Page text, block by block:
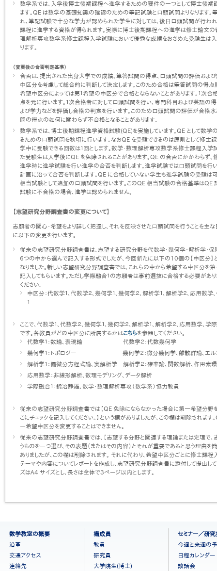
数学系では、入学後博士後期課程へ進学するための要件の一つとして博士後期
ます。QE は数学の基礎知識の確認のための筆記試験と口頭試問よりなります。
れ、筆記試験で十分な学力が認められた学生に対しては、後日口頭試問が行わ
課程に進学する資格が得られます。実際に博士後期課程への進学は修士論文の
理解析専攻数学系修士課程入学試験において優秀な成績をおさめた受験生は
ります。
（変更後の合否判定基準）
合否は、提出された出身大学での成績、筆答試問の得点、口頭試問の評価および
中区分を考慮して総合的に判断して決定します。このため合格は筆答試問の得点
希望中区分によっては第１希望の中区分で合格とならないことがあります。１次
点を元に行います。１次合格者に対して口頭試問を行い、専門科目および英語
よび学力などを評価し合格の判定を行います。このため口頭試問の評価が合格水
問の得点の如何に関わらず不合格となることがあります。
数学系では、博士後期課程進学資格試験(QE)を実施しています。QE として数
るための口頭試問を秋頃に行います。なおQE を受験できるのは原則として修士
学中に受験できる回数は１回とします。数学・数理解析専攻数学系修士課程入学
た受験生は入学後にQE を免除されることがあります。QE の合否にかかわらず
進学時に進学試験を行い進学の合否を判断します。進学試験では口頭試問を行
計画に沿って合否を判断します。QE に合格していない学生も進学試験の受験は
相当試験として追加の口頭試問を行います。このQE 相当試験の合格基準はQE
試験に不合格の場合、進学は認められません。
【志望研究分野調査書の変更について】
志願者の関心・希望をより詳しく把握し、それを反映させた口頭試問を行うことを主
に以下の変更を行います。
従来の志望研究分野調査書は、志望する研究分野を代数学・幾何学・解析学・
6つの中から選んで記入する形式でしたが、今回新たに以下の10個の【中区分】
なりました。新しい志望研究分野調査書では、これらの中から希望する中区分を
記入してもらいます。ただし学際融合１の志願者は事前選抜に合格する必要があり
ください。
中区分：代数学１、代数学２、幾何学１、幾何学２、解析学１、解析学２、応用数
１
ここで、代数学１、代数学２、幾何学１、幾何学２、解析学１、解析学２、応用数学、
です。各教員がどの中区分に所属するかはこちらを参照してください。
代数学１：数論、表現論 代数学２：代数幾何学
幾何学１：トポロジー 幾何学２：微分幾何学、離散群論、エル
解析学１：偏微分方程式論、実解析学 解析学２：確率論、関数解析、作用素
応用数学：非線形解析、数理モデリング、データ解析
学際融合１：鍛冶静雄、数学・数理解析専攻（数学系）協力教員
従来の志望研究分野調査書では【QE 免除にならなかった場合に第一希望分野
こにチェックを記入してください。】という欄がありましたが、この欄は削除されま
一希望中区分を変更することはできません。
従来の志望研究分野調査書では、【志望する分野と関連する理論または定理で
うものを一つ選び、その表題（またはその内容）とそれが重要であると思う理由を簡
ありましたが、この欄は削除されます。 それに代わり、希望中区分ごとに修士課
テーマや内容についてレポートを作成し、志望研究分野調査書に添付して提出して
ズはA4 サイズとし、長さは全体で３ページ以内とします。
数学教室の概要
沿革
交通アクセス
連絡先
構成員
教員
研究員
大学院生(博士)
セミナー／研
今週と来週の
日程カレンダー
談話会